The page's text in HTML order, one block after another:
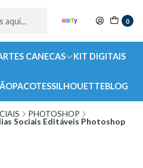
0
CANECAS KIT DIGITAIS
PACOTESSILHOUETTEBLOG
PHOTOSHOP
Sociais Editáveis Photoshop